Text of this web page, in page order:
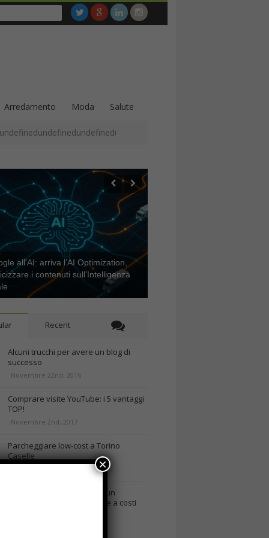
Arredamento Moda Salute
all’AI: arriva l’AI Optimization,
i contenuti sull’Intelligenza
Recent
Alcuni trucchi per avere un blog di
successo
Novembre 22nd, 2016
Comprare visite YouTube: i 5 vantaggi
TOP!
Novembre 2nd, 2017
Parcheggiare low-cost a Torino
Caselle
Consigli per intraprendere un
business on-line efficiente e a costi
×